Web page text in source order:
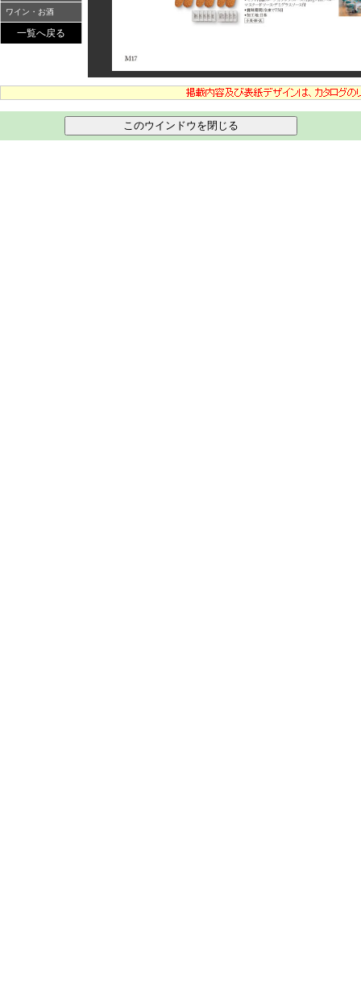
ワイン・お酒
一覧へ戻る